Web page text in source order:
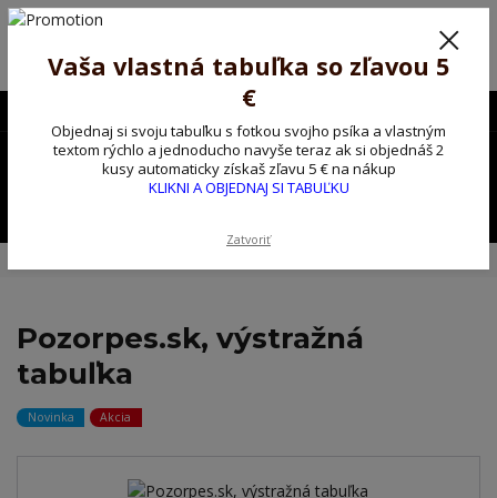
Poprosíme ctených zákazníkov o trpezlivosť, v tomto období máme
Preto sme Vám pripravili malý darček ako ospravedlnenie.
!!! ZĽAVA 5€ na PRVÚ objednávku nad 30€ s kódom pozorpes5 !!!
0,00 EUR
Pozorpes.sk, výstražná
tabuľka
Novinka Akcia
Vaša vlastná tabuľka so zľavou 5
€
Objednaj si svoju tabuľku s fotkou svojho psíka a vlastným
textom rýchlo a jednoducho navyše teraz ak si objednáš 2
kusy automaticky získaš zľavu 5 € na nákup
KLIKNI A OBJEDNAJ SI TABUĽKU
Zatvoriť